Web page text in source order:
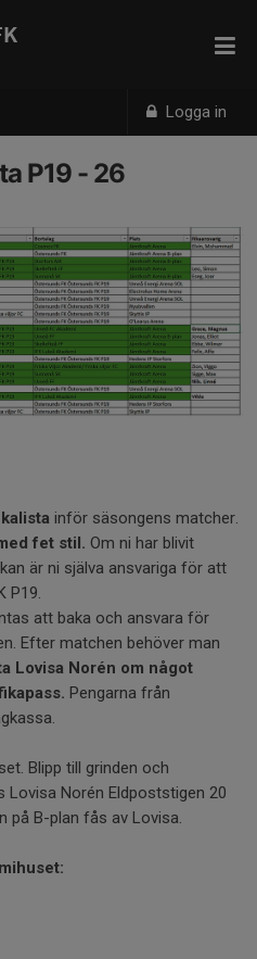
Logga in
P19 - 26
inför säsongens matcher.
fet stil. Om ni har blivit
är ni själva ansvariga för att
P19.
att baka och ansvara för
Efter matchen behöver man
Lovisa Norén om något
Pengarna från
Blipp till grinden och
Norén Eldpoststigen 20
på B-plan fås av Lovisa.